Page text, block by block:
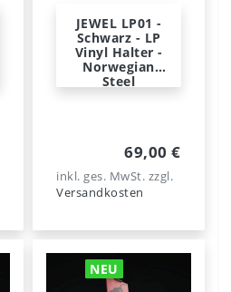
JEWEL LP01 -
Schwarz - LP
Vinyl Halter -
Norwegian
Steel
69,00 €
inkl. ges. MwSt. zzgl.
Versandkosten
NEU